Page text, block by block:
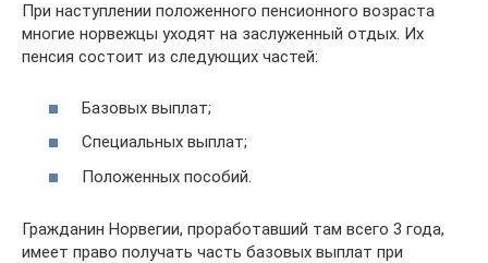
При наступлении положенного пенсионного возраста
многие норвежцы уходят на заслуженный отдых. Их
пенсия состоит из следующих частей:
Базовых выплат;
Специальных выплат;
Положенных пособий.
Гражданин Норвегии, проработавший там всего 3 года,
имеет право получать часть базовых выплат при